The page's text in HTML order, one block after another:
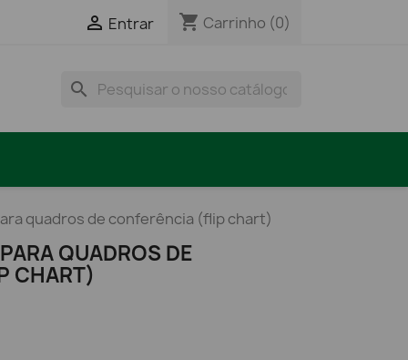
 Entrar shopping_cart Carrinho (0)
search
quadros de conferência (flip chart)
QUADROS DE
CHART)